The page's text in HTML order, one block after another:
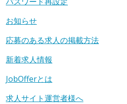
お知らせ
応募のある求人の掲載方法
新着求人情報
JobOfferとは
求人サイト運営者様へ